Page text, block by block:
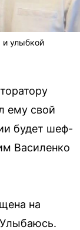
и улыбкой
ему свой
будет шеф-
Василенко
на